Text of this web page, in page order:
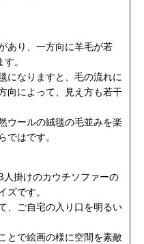
あり、一方向に羊毛が若
。
になりますと、毛の流れに
向によって、見え方も若干
ウールの絨毯の毛並みを楽
ではです。
人掛けのカウチソファーの
ズです。
、ご自宅の入り口を明るい
とで絵画の様に空間を素敵